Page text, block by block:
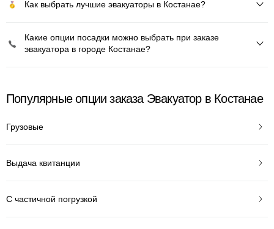
Как выбрать лучшие эвакуаторы в Костанае?
Какие опции посадки можно выбрать при заказе
эвакуатора в городе Костанае?
Популярные опции заказа Эвакуатор в Костанае
Грузовые
Выдача квитанции
С частичной погрузкой